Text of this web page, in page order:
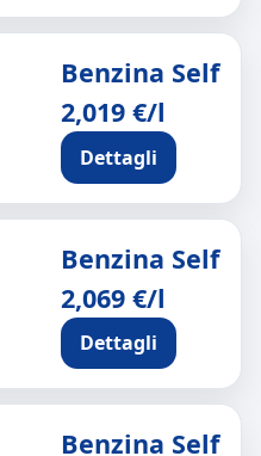
Benzina Self
2,019 €/l
Dettagli
Benzina Self
2,069 €/l
Dettagli
Benzina Self